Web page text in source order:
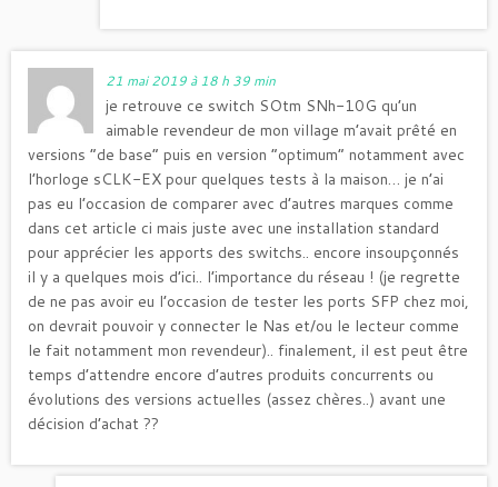
21 mai 2019 à 18 h 39 min
je retrouve ce switch SOtm SNh-10G qu’un
aimable revendeur de mon village m’avait prêté en
versions “de base” puis en version “optimum” notamment avec
l’horloge sCLK-EX pour quelques tests à la maison… je n’ai
pas eu l’occasion de comparer avec d’autres marques comme
dans cet article ci mais juste avec une installation standard
pour apprécier les apports des switchs.. encore insoupçonnés
il y a quelques mois d’ici.. l’importance du réseau ! (je regrette
de ne pas avoir eu l’occasion de tester les ports SFP chez moi,
on devrait pouvoir y connecter le Nas et/ou le lecteur comme
le fait notamment mon revendeur).. finalement, il est peut être
temps d’attendre encore d’autres produits concurrents ou
évolutions des versions actuelles (assez chères..) avant une
décision d’achat ??